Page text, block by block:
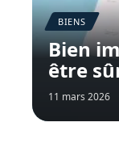
BIENS
Bien
être
11 mars 2026